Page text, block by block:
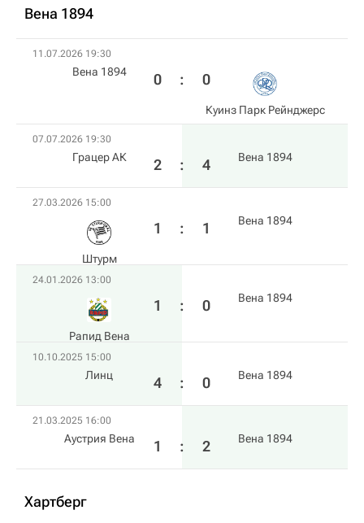
Вена 1894
11.07.2026 19:30
Вена 1894 0 : 0
Куинз Парк Рейнджерс
07.07.2026 19:30
Грацер АК 2 : 4 Вена 1894
27.03.2026 15:00
Штурм
1 : 1 Вена 1894
24.01.2026 13:00
Рапид Вена
1 : 0 Вена 1894
10.10.2025 15:00
Линц 4 : 0 Вена 1894
21.03.2025 16:00
Аустрия Вена 1 : 2 Вена 1894
Хартберг